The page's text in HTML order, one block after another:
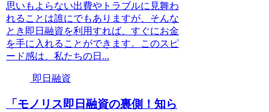
思いもよらない出費やトラブルに見舞わ
れることは誰にでもありますが、そんな
とき即日融資を利用すれば、すぐにお金
を手に入れることができます。このスピ
ード感は、私たちの日...
即日融資
「モノリス即日融資の裏側！知ら